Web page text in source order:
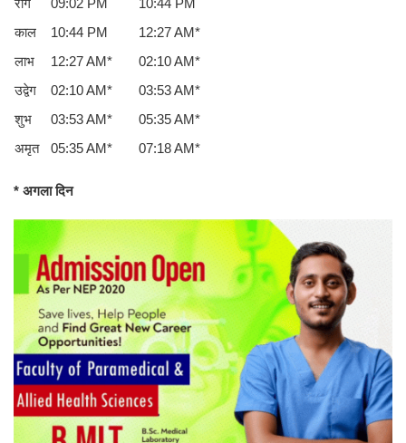
काल
10:44 PM
12:27 AM*
लाभ
12:27 AM*
02:10 AM*
उद्वेग
02:10 AM*
03:53 AM*
शुभ
03:53 AM*
05:35 AM*
अमृत
05:35 AM* 07:18 AM*
* अगला दिन